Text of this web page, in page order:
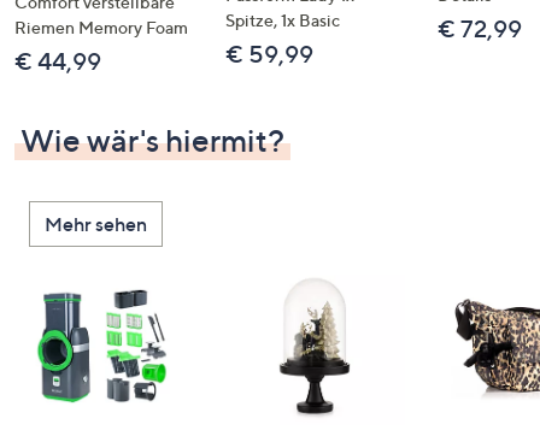
Riemen Memory Foam
€ 44,99
Spitze, 1x Basic
€ 59,99
€ 72,99
Wie wär's hiermit?
Mehr sehen